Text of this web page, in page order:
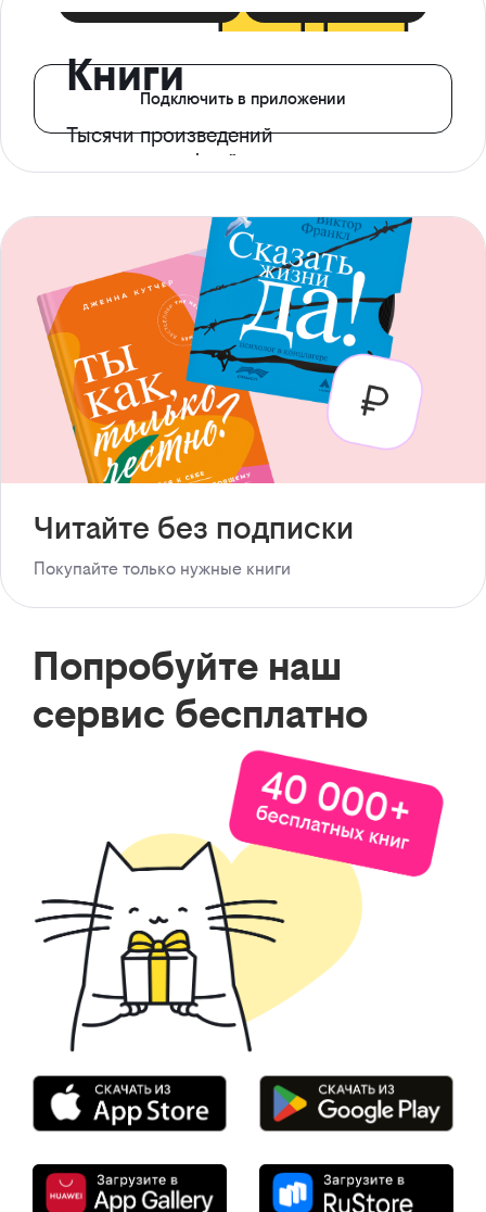
Книги
Тысячи произведений
с доступом офлайн
Подключить в приложении
Читайте без подписки
Покупайте только нужные книги
Попробуйте наш
сервис бесплатно